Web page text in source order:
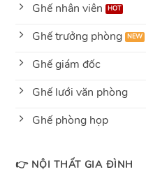
Ghế nhân viên
Ghế trưởng phòng
Ghế giám đốc
Ghế lưới văn phòng
Ghế phòng họp
👉 NỘI THẤT GIA ĐÌNH